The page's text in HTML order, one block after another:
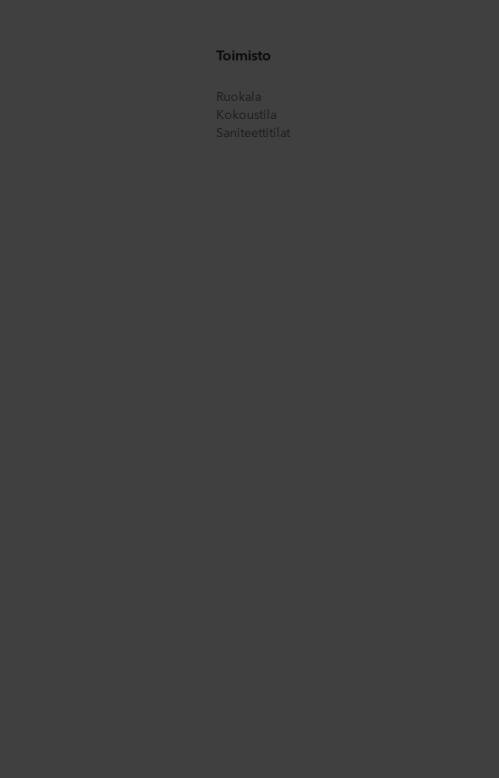
henkilötietojesi rekisterinpitäjä.
Toimisto
Ruokala
Kokoustila
Saniteettitilat